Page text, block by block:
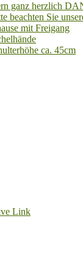
ganz herzlich
beachten Sie
mit Freigang
ca. 45cm